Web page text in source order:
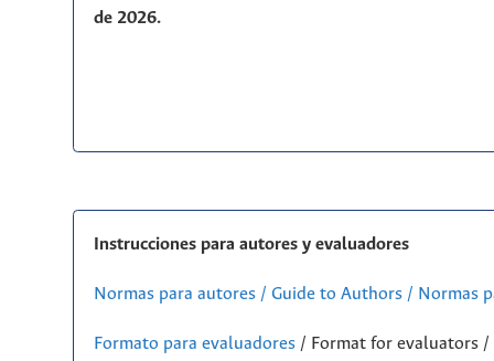
de 2026.
Instrucciones para autores y evaluadores
Normas para autores / Guide to Authors / Normas
Formato para evaluadores/ Format for evaluators /